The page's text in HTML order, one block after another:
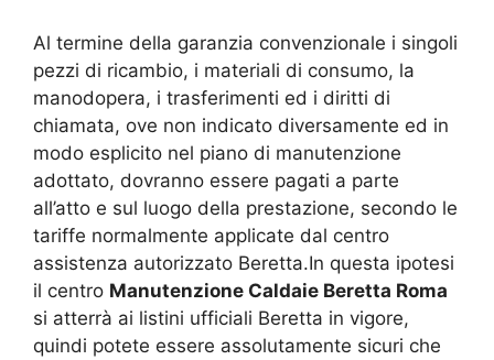
Al termine della garanzia convenzionale i singoli
pezzi di ricambio, i materiali di consumo, la
manodopera, i trasferimenti ed i diritti di
chiamata, ove non indicato diversamente ed in
modo esplicito nel piano di manutenzione
adottato, dovranno essere pagati a parte
all’atto e sul luogo della prestazione, secondo le
tariffe normalmente applicate dal centro
assistenza autorizzato Beretta.In questa ipotesi
il centro Manutenzione Caldaie Beretta Roma
si atterrà ai listini ufficiali Beretta in vigore,
quindi potete essere assolutamente sicuri che